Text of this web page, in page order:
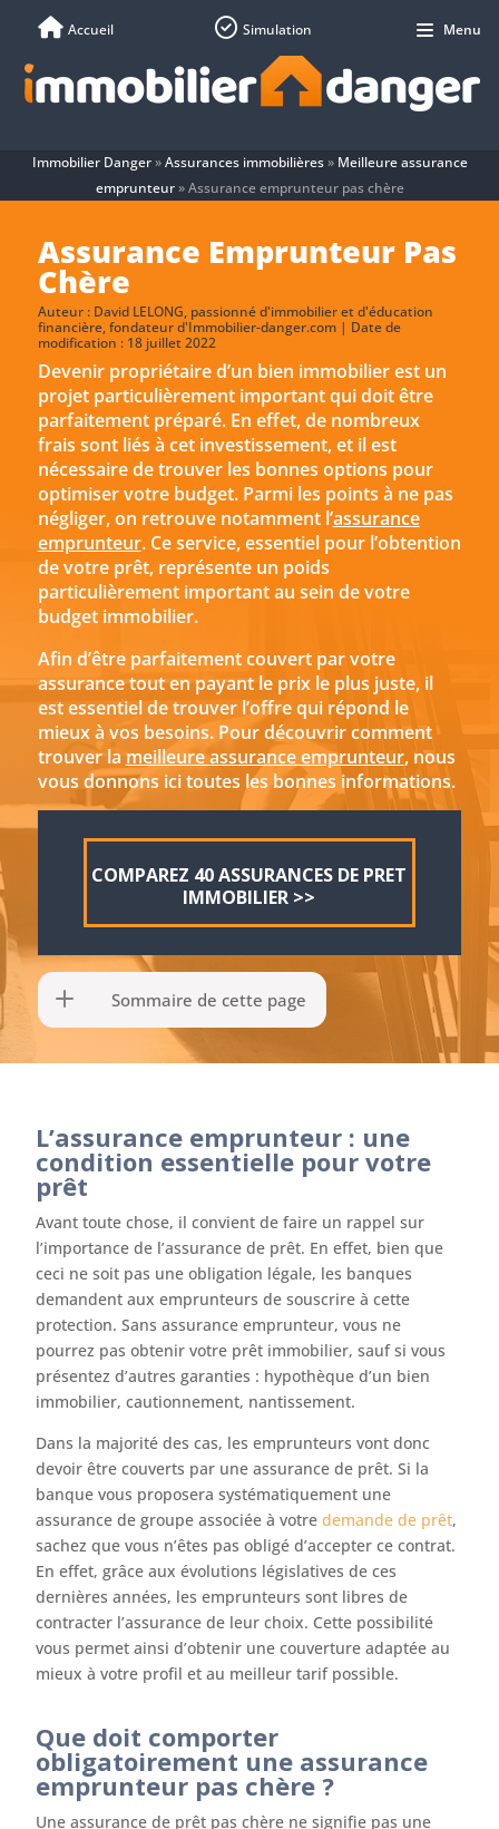
Immobilier Danger»Assurances immobilières» Meilleure assurance
emprunteur»Assurance emprunteur pas chère
Assurance Emprunteur Pas
Chère
Auteur : David LELONG, passionné d'immobilier et d'éducation
financière, fondateur d'Immobilier-danger.com | Date de
modification : 18 juillet 2022
Devenir propriétaire d’un bien immobilier est un
projet particulièrement important qui doit être
parfaitement préparé. En effet, de nombreux
frais sont liés à cet investissement, et il est
nécessaire de trouver les bonnes options pour
optimiser votre budget. Parmi les points à ne pas
négliger, on retrouve notamment l’assurance
emprunteur. Ce service, essentiel pour l’obtention
de votre prêt, représente un poids
particulièrement important au sein de votre
budget immobilier.
Afin d’être parfaitement couvert par votre
assurance tout en payant le prix le plus juste, il
est essentiel de trouver l’offre qui répond le
mieux à vos besoins. Pour découvrir comment
trouver la meilleure assurance emprunteur, nous
vous donnons ici toutes les bonnes informations.
COMPAREZ 40 ASSURANCES DE PRET
IMMOBILIER >>
Sommaire de cette page
L’assurance emprunteur : une
condition essentielle pour votre
prêt
Avant toute chose, il convient de faire un rappel sur
l’importance de l’assurance de prêt. En effet, bien que
ceci ne soit pas une obligation légale, les banques
demandent aux emprunteurs de souscrire à cette
protection. Sans assurance emprunteur, vous ne
pourrez pas obtenir votre prêt immobilier, sauf si vous
présentez d’autres garanties : hypothèque d’un bien
immobilier, cautionnement, nantissement.
Dans la majorité des cas, les emprunteurs vont donc
devoir être couverts par une assurance de prêt. Si la
banque vous proposera systématiquement une
assurance de groupe associée à votredemande de prêt,
sachez que vous n’êtes pas obligé d’accepter ce contrat.
En effet, grâce aux évolutions législatives de ces
dernières années, les emprunteurs sont libres de
contracter l’assurance de leur choix. Cette possibilité
vous permet ainsi d’obtenir une couverture adaptée au
mieux à votre profil et au meilleur tarif possible.
Que doit comporter
obligatoirement une assurance
emprunteur pas chère ?
Une assurance de prêt pas chère ne signifie pas une
Accueil Simulation Menu